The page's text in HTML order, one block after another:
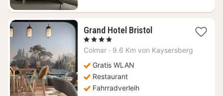
Grand Hotel Bristol1
ab
107,50
, 4 Sterne
Colmar · 9.6 Km von Kaysersberg
Gratis WLAN
Restaurant
Fahrradverleih